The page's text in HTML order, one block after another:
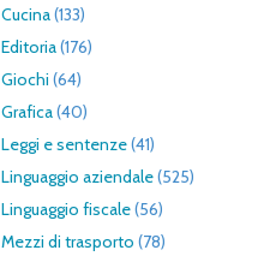
Cucina(133)
Editoria(176)
Giochi (64)
Grafica(40)
Leggi e sentenze(41)
Linguaggio aziendale(525)
Linguaggio fiscale(56)
Mezzi di trasporto (78)